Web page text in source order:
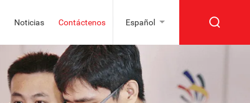
Noticias Contáctenos Español